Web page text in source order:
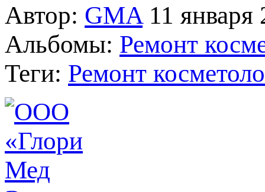
Автор: GMA11 января
Альбомы: Ремонт
Теги: Ремонт